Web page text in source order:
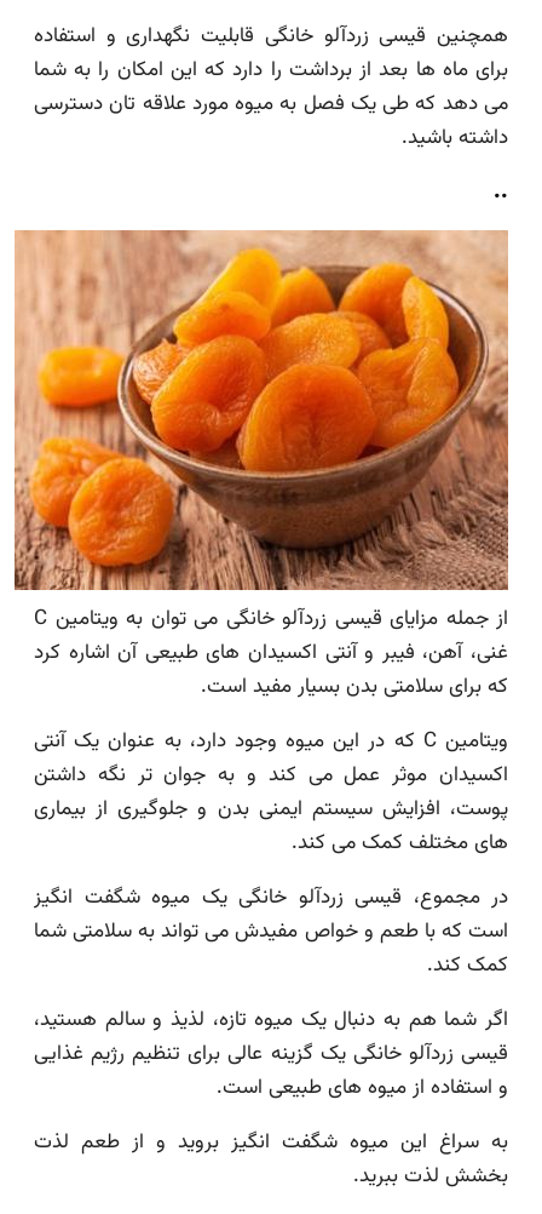
همچنین قیسی زردآلو خانگی قابلیت نگهداری و استفاده
برای ماه ها بعد از برداشت را دارد که این امکان را به شما
می دهد که طی یک فصل به میوه مورد علاقه تان دسترسی
داشته باشید.
..
از جمله مزایای قیسی زردآلو خانگی می توان به ویتامین C
غنی، آهن، فیبر و آنتی اکسیدان های طبیعی آن اشاره کرد
که برای سلامتی بدن بسیار مفید است.
ویتامین C که در این میوه وجود دارد، به عنوان یک آنتی
اکسیدان موثر عمل می کند و به جوان تر نگه داشتن
پوست، افزایش سیستم ایمنی بدن و جلوگیری از بیماری
های مختلف کمک می کند.
در مجموع، قیسی زردآلو خانگی یک میوه شگفت انگیز
است که با طعم و خواص مفیدش می تواند به سلامتی شما
کمک کند.
اگر شما هم به دنبال یک میوه تازه، لذیذ و سالم هستید،
قیسی زردآلو خانگی یک گزینه عالی برای تنظیم رژیم غذایی
و استفاده از میوه های طبیعی است.
به سراغ این میوه شگفت انگیز بروید و از طعم لذت
بخشش لذت ببرید.